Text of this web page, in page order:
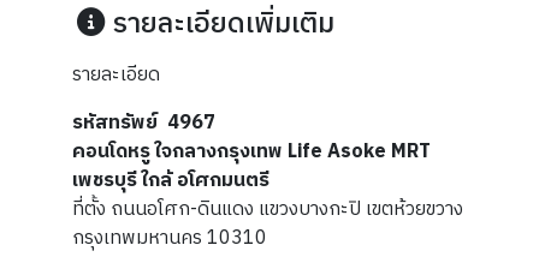
รายละเอียดเพิ่มเติม
รายละเอียด
รหัสทรัพย์ 4967
คอนโดหรู ใจกลางกรุงเทพ Life Asoke MRT
เพชรบุรี ใกล้ อโศกมนตรี
ที่ตั้ง ถนนอโศก-ดินแดง แขวงบางกะปิ เขตห้วยขวาง
กรุงเทพมหานคร 10310